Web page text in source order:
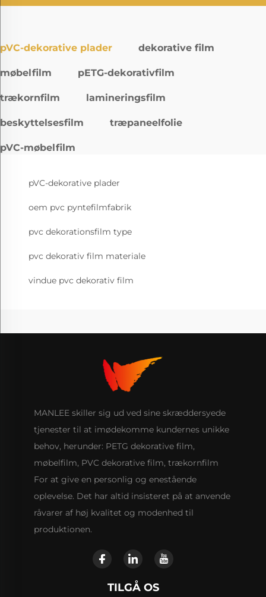
pVC-dekorative plader dekorative film
møbelfilm pETG-dekorativfilm
trækornfilm lamineringsfilm
beskyttelsesfilm træpaneelfolie
pVC-møbelfilm
pVC-dekorative plader
oem pvc pyntefilmfabrik
pvc dekorationsfilm type
pvc dekorativ film materiale
vindue pvc dekorativ film
MANLEE skiller sig ud ved sine skræddersyede
tjenester til at imødekomme kundernes unikke
behov, herunder: PETG dekorative film,
møbelfilm, PVC dekorative film, trækornfilm
For at give en personlig og enestående
oplevelse. Det har altid insisteret på at anvende
råvarer af høj kvalitet og modenhed til
produktionen.
TILGÅ OS